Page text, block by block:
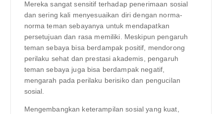
Mereka sangat sensitif terhadap penerimaan sosial
dan sering kali menyesuaikan diri dengan norma-
norma teman sebayanya untuk mendapatkan
persetujuan dan rasa memiliki. Meskipun pengaruh
teman sebaya bisa berdampak positif, mendorong
perilaku sehat dan prestasi akademis, pengaruh
teman sebaya juga bisa berdampak negatif,
mengarah pada perilaku berisiko dan pengucilan
sosial.
Mengembangkan keterampilan sosial yang kuat,